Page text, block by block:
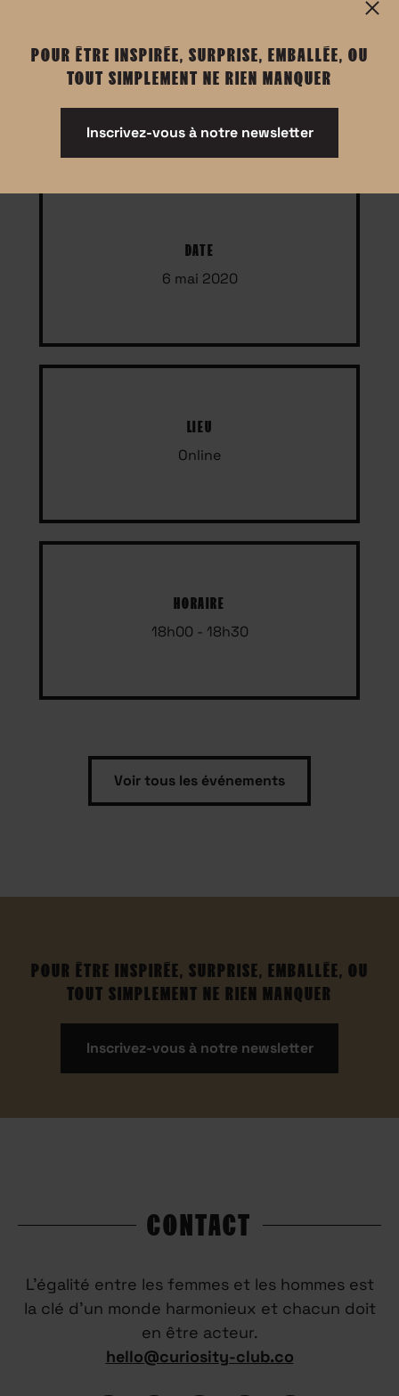
Informations
Instagram Live
DATE
6 mai 2020
LIEU
Online
HORAIRE
18h00 - 18h30
Voir tous les événements
POUR ÊTRE INSPIRÉE, SURPRISE, EMBALLÉE, OU
TOUT SIMPLEMENT NE RIEN MANQUER
Inscrivez-vous à notre newsletter
CONTACT
L’égalité entre les femmes et les hommes est
la clé d’un monde harmonieux et chacun doit
en être acteur.
hello@curiosity-club.co
POUR ÊTRE INSPIRÉE, SURPRISE, EMBALLÉE, OU
TOUT SIMPLEMENT NE RIEN MANQUER
Inscrivez-vous à notre newsletter